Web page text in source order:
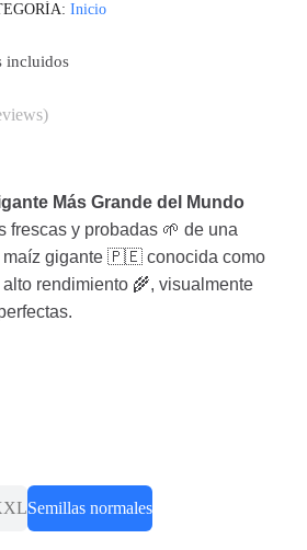
Inicio
incluidos
Más Grande del Mundo
frescas y probadas 🌱 de una
maíz gigante 🇵🇪 conocida como
rendimiento 🌾, visualmente
Semillas normales